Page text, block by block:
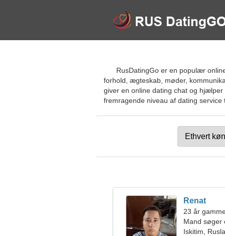
RusDatingGo er en populær
forhold, ægteskab, møder,
giver en online dating chat og
fremragende niveau af dating
Renat
23 år
Mand søger
Iskitim,